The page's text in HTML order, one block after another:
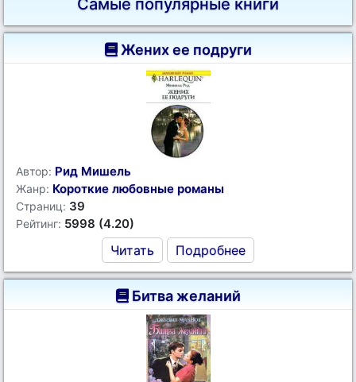
Самые популярные книги
Жених ее подруги
Автор: Рид Мишель
Жанр: Короткие любовные романы
Страниц: 39
Рейтинг: 5998 (4.20)
Читать Подробнее
Битва желаний